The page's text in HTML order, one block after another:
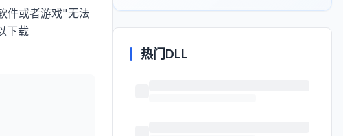
件或者游戏"无法
下载
热门DLL